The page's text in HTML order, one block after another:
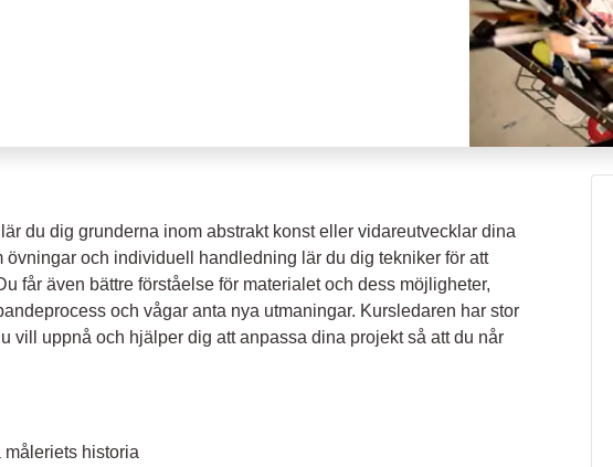
du dig grunderna inom abstrakt konst eller vidareutvecklar dina
övningar och individuell handledning lär du dig tekniker för att
får även bättre förståelse för materialet och dess möjligheter,
och vågar anta nya utmaningar. Kursledaren har stor
vill uppnå och hjälper dig att anpassa dina projekt så att du når
måleriets historia